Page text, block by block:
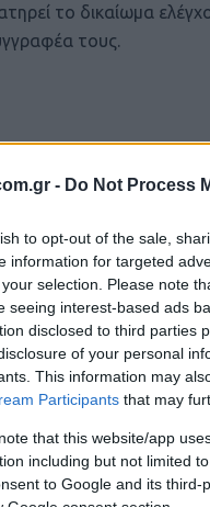
- Do Not Process
to opt-out of the sale,
information for targeted
selection. Please note
seeing interest-based ads
disclosed to third parties
of your personal
This information may
Participants that may
that this website/app
including but not limited
to Google and its
Google consent section.
το δικαίωμα
τους.
Login